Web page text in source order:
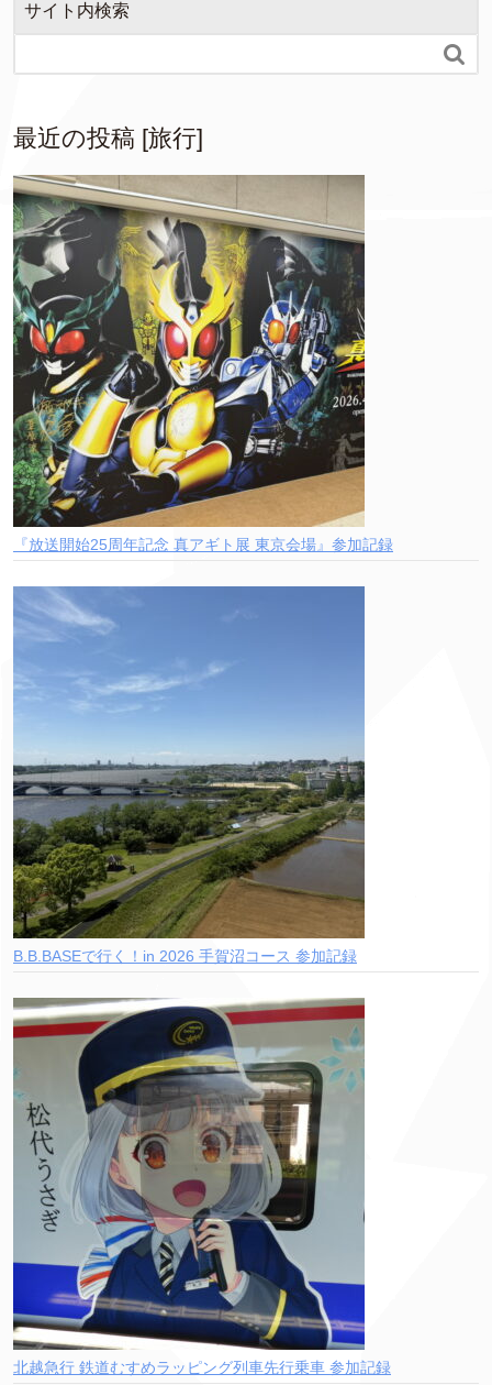
サイト内検索

最近の投稿 [旅行]
『放送開始25周年記念 真アギト展 東京会場』参加記録
B.B.BASEで行く！in 2026 手賀沼コース 参加記録
北越急行 鉄道むすめラッピング列車先行乗車 参加記録